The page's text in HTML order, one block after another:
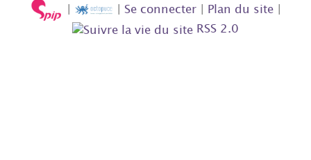
| | Se connecter | Plan du site |
RSS 2.0